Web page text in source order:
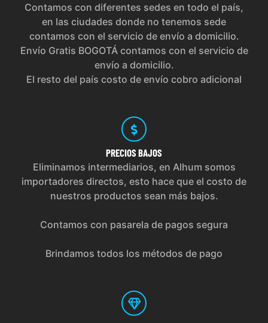
Contamos con diferentes sedes en todo el país,
en las ciudades donde no tenemos sede
contamos con el servicio de envío a domicilio.
Envío Gratis BOGOTÁ contamos con el servicio de
envío a domicilio.
El resto del país costo de envío cobro adicional
PRECIOS BAJOS
Eliminamos intermediarios, en Alhum somos
importadores directos, esto hace que el costo de
nuestros productos sean más bajos.
Contamos con pasarela de pagos segura
Brindamos todos los métodos de pago